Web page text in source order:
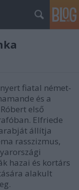
fiatal német-
és a
első
Elfriede
állítja
rasszizmus,
hazai és kortárs
alakult